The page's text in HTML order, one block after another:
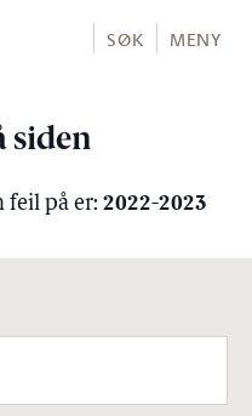
SØK MENY
siden
feil på er: 2022-2023